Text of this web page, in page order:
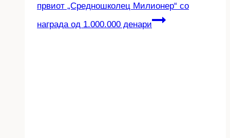
првиот „Средношколец Милионер“ со
награда од 1.000.000 денари